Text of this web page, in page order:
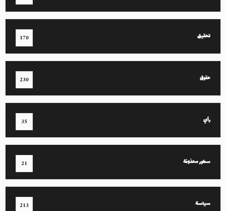
تحقيق 170
حقوق 230
رأي 35
سطور محذوفة 21
سياسة 213